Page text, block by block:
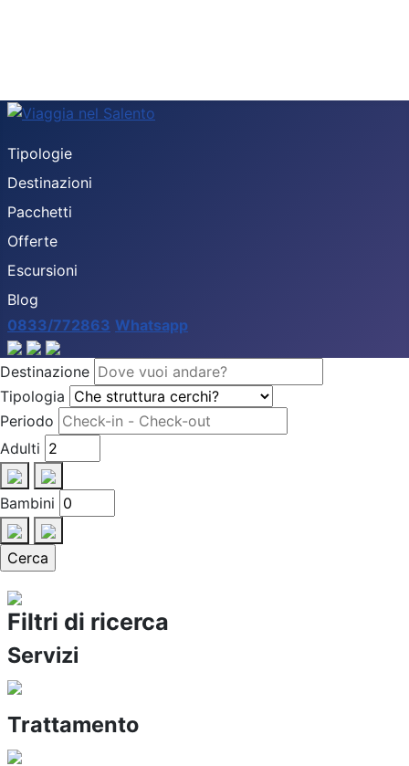
Tipologie
Destinazioni
Pacchetti
Offerte
Escursioni
Blog
0833/772863 Whatsapp
Destinazione
Tipologia
Periodo
Adulti
Bambini
Filtri di ricerca
Servizi
Trattamento